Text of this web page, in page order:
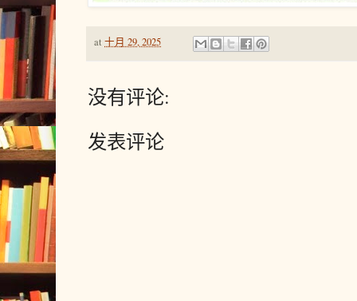
at 十月 29, 2025
没有评论:
发表评论